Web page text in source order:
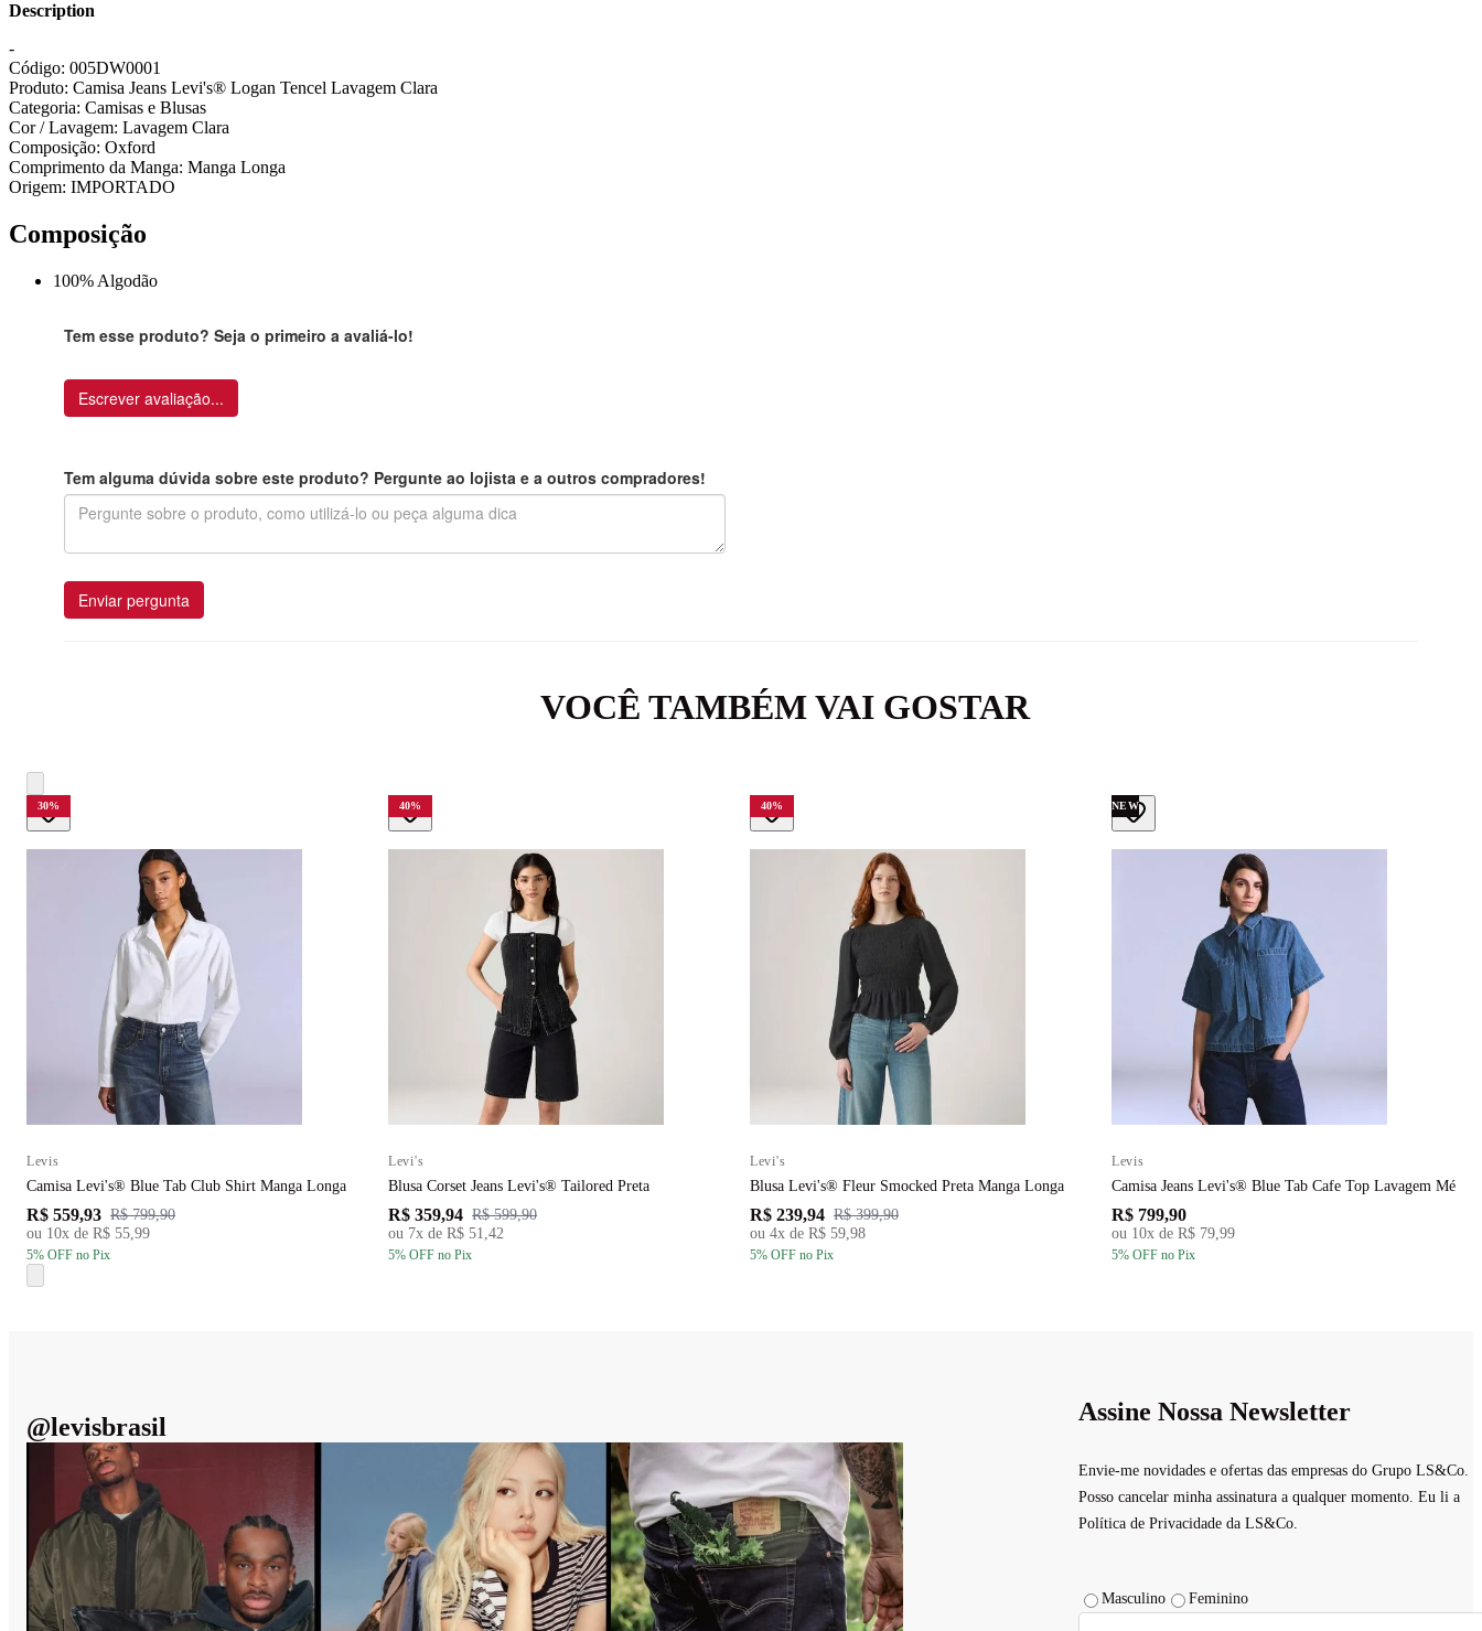
Description
-
Código: 005DW0001
Produto: Camisa Jeans Levi's® Logan Tencel Lavagem Clara
Categoria: Camisas e Blusas
Cor / Lavagem: Lavagem Clara
Composição: Oxford
Comprimento da Manga: Manga Longa
Origem: IMPORTADO
Composição
100% Algodão
Tem esse produto? Seja o primeiro a avaliá-lo!
Escrever avaliação...
Tem alguma dúvida sobre este produto? Pergunte ao lojista e a outros compradores!
Enviar pergunta
VOCÊ TAMBÉM VAI GOSTAR
30%
Levis
Camisa Levi's® Blue Tab Club Shirt Manga Longa
R$ 559,93 R$ 799,90
ou 10x de R$ 55,99
5% OFF no Pix
40%
Levi's
Blusa Corset Jeans Levi's® Tailored Preta
R$ 359,94 R$ 599,90
ou 7x de R$ 51,42
5% OFF no Pix
40%
Levi's
Blusa Levi's® Fleur Smocked Preta Manga Longa
R$ 239,94 R$ 399,90
ou 4x de R$ 59,98
5% OFF no Pix
NEW
Levis
Camisa Jeans Levi's® Blue Tab Cafe Top Lavagem Média
R$ 799,90
ou 10x de R$ 79,99
5% OFF no Pix
@levisbrasil
Assine Nossa Newsletter
Envie-me novidades e ofertas das empresas do Grupo LS&Co.
Posso cancelar minha assinatura a qualquer momento. Eu li a
Política de Privacidade da LS&Co.
Masculino Feminino